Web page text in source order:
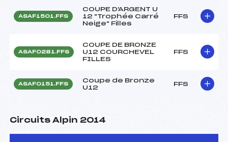
ASAF1501.FFS
COUPE D'ARGENT U
12 "Trophée Carré
Neige" Filles
FFS
ASAF0281.FFS
COUPE DE BRONZE
U12 COURCHEVEL
FILLES
FFS
ASAF0151.FFS
Coupe de Bronze
U12
FFS
Circuits Alpin 2014